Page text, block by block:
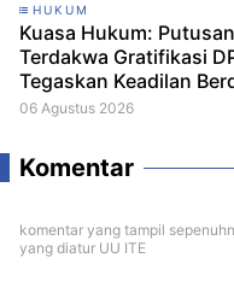
HUKUM
Kuasa Hukum:
Terdakwa Gratifikasi
Tegaskan Keadilan
Persidangan
06 Agustus 2026
Komentar
komentar yang tampil
yang diatur UU ITE